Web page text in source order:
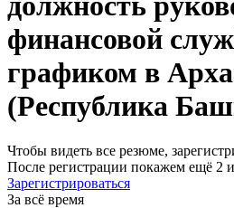
финансовой
графиком в
(Республика
Чтобы видеть все резюме,
После регистрации покажем ещё 2
Зарегистрироваться
За всё время